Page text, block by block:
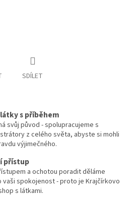
SDÍLET
s příběhem
svůj původ - spolupracujeme s
z celého světa, abyste si mohli
výjimečného.
přístup
a ochotou poradit děláme
vaši spokojenost - proto je Krajčírkovo
s látkami.